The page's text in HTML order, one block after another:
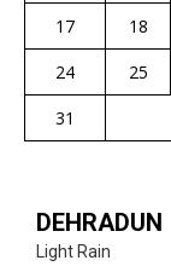
17 18
24
25
31
DEHRADUN
Light Rain